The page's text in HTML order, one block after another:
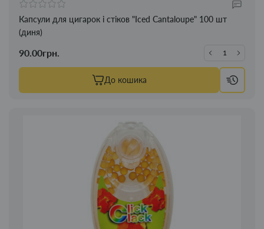
Капсули для цигарок і стіков "Iced Cantaloupe" 100 шт
(диня)
90.00грн.
До кошика